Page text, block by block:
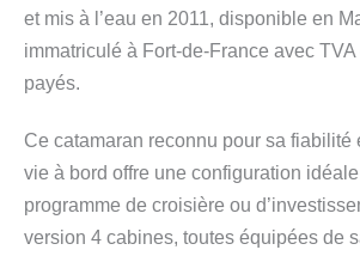
et mis à l’eau en 2011, disponible en
immatriculé à Fort-de-France avec
payés.
Ce catamaran reconnu pour sa fiabilité
vie à bord offre une configuration
programme de croisière ou
version 4 cabines, toutes équipées de